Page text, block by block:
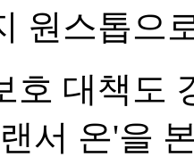
원스톱으
호 대책도
서 온'을